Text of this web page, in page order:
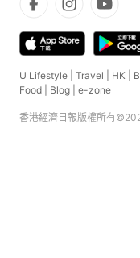
U Lifestyle Travel HK
Food
Blog e-zone
香港經濟日報版權所有©